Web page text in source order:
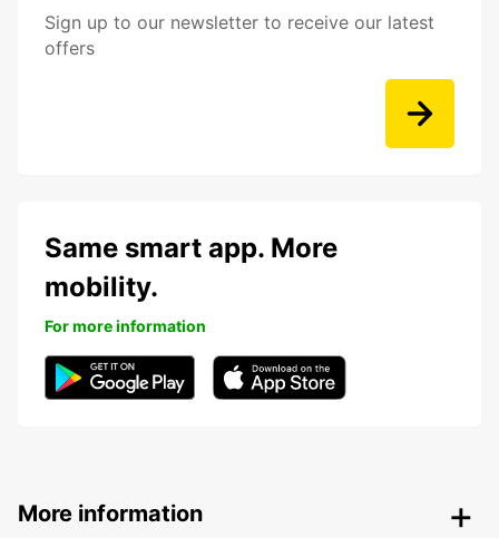
Sign up to our newsletter to receive our latest
offers
Same smart app. More
mobility.
For more information
More information